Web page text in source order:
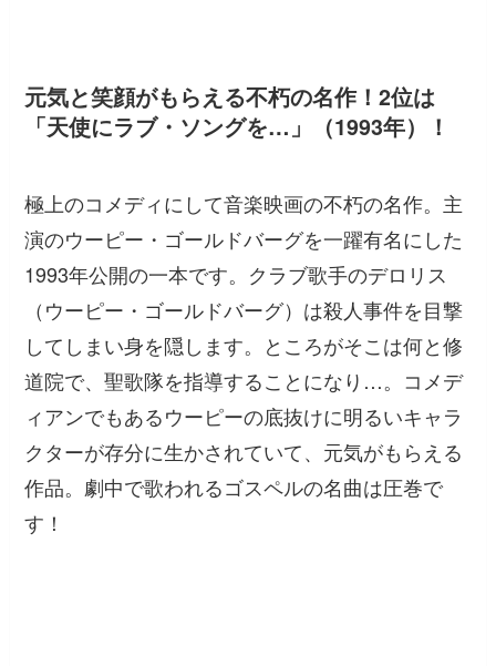
元気と笑顔がもらえる不朽の名作！2位は
「天使にラブ・ソングを…」（1993年）！
極上のコメディにして音楽映画の不朽の名作。主
演のウーピー・ゴールドバーグを一躍有名にした
1993年公開の一本です。クラブ歌手のデロリス
（ウーピー・ゴールドバーグ）は殺人事件を目撃
してしまい身を隠します。ところがそこは何と修
道院で、聖歌隊を指導することになり…。コメデ
ィアンでもあるウーピーの底抜けに明るいキャラ
クターが存分に生かされていて、元気がもらえる
作品。劇中で歌われるゴスペルの名曲は圧巻で
す！